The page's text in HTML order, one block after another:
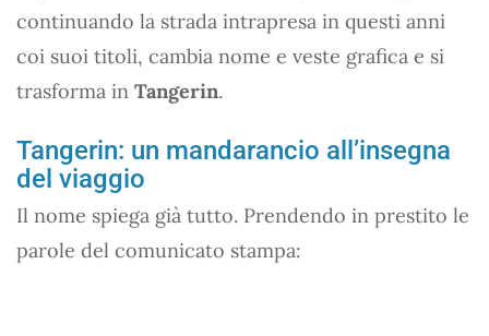
continuando la strada intrapresa in questi anni
coi suoi titoli, cambia nome e veste grafica e si
trasforma in Tangerin.
Tangerin: un mandarancio all’insegna
del viaggio
Il nome spiega già tutto. Prendendo in prestito le
parole del comunicato stampa: